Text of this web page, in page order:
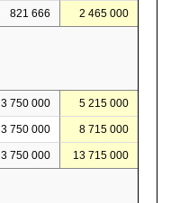
821 666 2 465 000
3 750 000 5 215 000
3 750 000 8 715 000
3 750 000 13 715 000